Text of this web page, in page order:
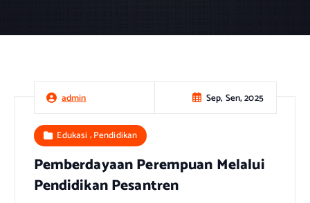
admin Sep, Sen, 2025
Edukasi,Pendidikan
Pemberdayaan Perempuan Melalui
Pendidikan Pesantren